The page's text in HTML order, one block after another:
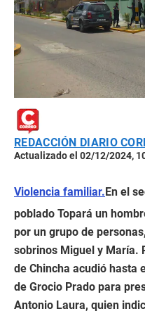
REDACCIÓN DIARIO
Actualizado el 02/12/2024,
Violencia familiar.En el
poblado Topará un
por un grupo de
sobrinos Miguel y María.
de Chincha acudió hasta
de Grocio Prado para
Antonio Laura, quien